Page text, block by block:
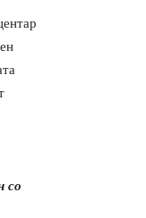
со